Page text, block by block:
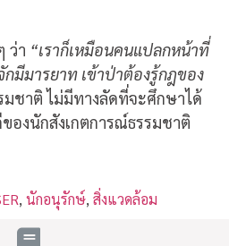
ว่า “เราก็เหมือนคนแปลกหน้าที่
มีมารยาท เข้าป่าต้องรู้กฎของ
มชาติ ไม่มีทางลัดที่จะศึกษาได้
องนักสังเกตการณ์ธรรมชาติ
, นักอนุรักษ์, สิ่งแวดล้อม